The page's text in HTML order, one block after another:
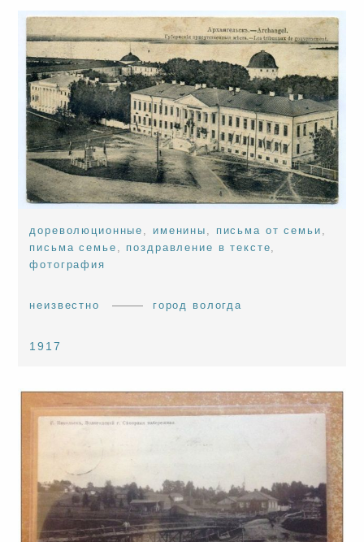
дореволюционные именины письма от семьи
письма семье
поздравление в тексте
фотография
неизвестно город вологда
1917